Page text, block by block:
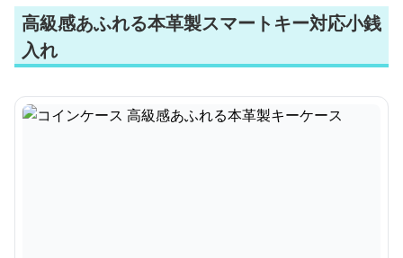
高級感あふれる本革製スマートキー対応小銭
入れ